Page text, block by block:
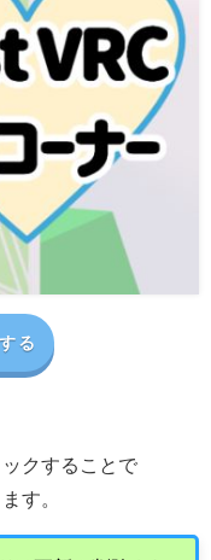
る
クすることで
す。